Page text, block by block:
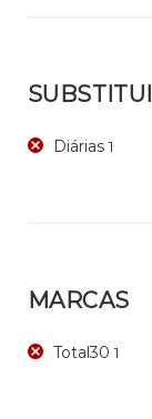
Diárias 1
MARCAS
Total30 1